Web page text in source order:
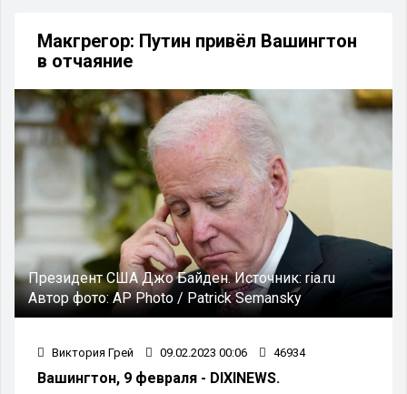
Макгрегор: Путин привёл Вашингтон
в отчаяние
Президент США Джо Байден.Источник: ria.ru
Автор фото:AP Photo / Patrick Semansky
Виктория Грей 09.02.2023 00:06 46934
Вашингтон, 9 февраля - DIXINEWS.